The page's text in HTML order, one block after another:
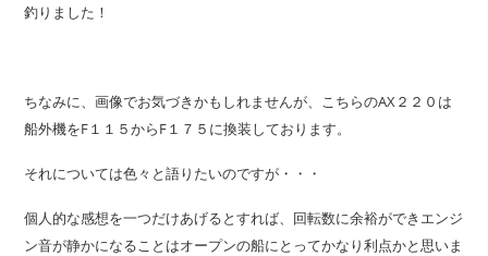
釣りました！
ちなみに、画像でお気づきかもしれませんが、こちらのAX２２０は
船外機をF１１５からF１７５に換装しております。
それについては色々と語りたいのですが・・・
個人的な感想を一つだけあげるとすれば、回転数に余裕ができエンジ
ン音が静かになることはオープンの船にとってかなり利点かと思いま